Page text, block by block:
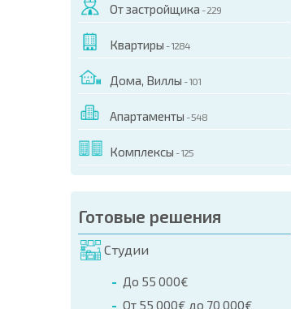
От застройщика - 229
Квартиры - 1284
Дома, Виллы - 101
Апартаменты - 548
Комплексы - 125
Готовые решения
Студии
До 55 000€
От 55 000€ до 70 000€
ЭТОГО ОБЪЕКТА
телефонам:
+359 8 9797 99 03